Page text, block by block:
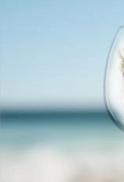
4,8 (sur la
Nos cadeaux
une note de 4,8
pays où nous
Carte de